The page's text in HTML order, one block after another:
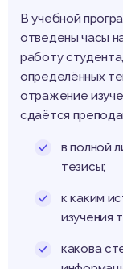
В учебной
отведены часы
работу
определённых
отражение
сдаётся
в полной
тезисы;
к каким
изучения
какова